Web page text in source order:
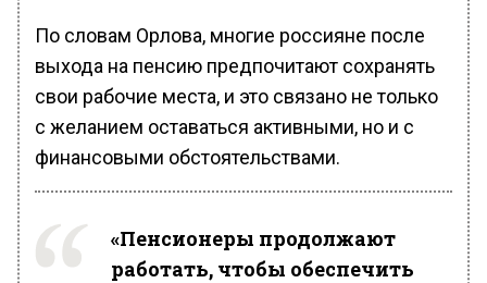
По словам Орлова, многие россияне после
выхода на пенсию предпочитают сохранять
свои рабочие места, и это связано не только
с желанием оставаться активными, но и с
финансовыми обстоятельствами.
«Пенсионеры продолжают
работать, чтобы обеспечить